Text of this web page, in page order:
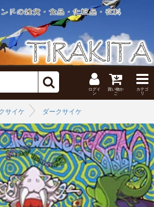
ログイ
ン
買い物か
ご
カテゴ
リ
サイケ ダークサイケ